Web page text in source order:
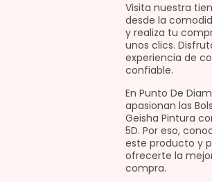
Visita nuestra
desde la
y realiza tu
unos clics.
experiencia de
confiable.
En Punto De
apasionan las
Geisha Pintura
5D. Por eso,
este producto y
ofrecerte la
compra.